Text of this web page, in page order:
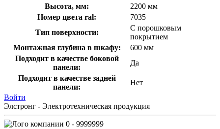
Высота, мм:
2200 мм
Номер цвета ral:
7035
Тип поверхности:
С порошковым
покрытием
Монтажная глубина в шкафу:
600 мм
Подходит в качестве боковой
панели:
Да
Подходит в качестве задней
панели:
Нет
Войти
Элстронг - Электротехническая продукция
0 - 9999999